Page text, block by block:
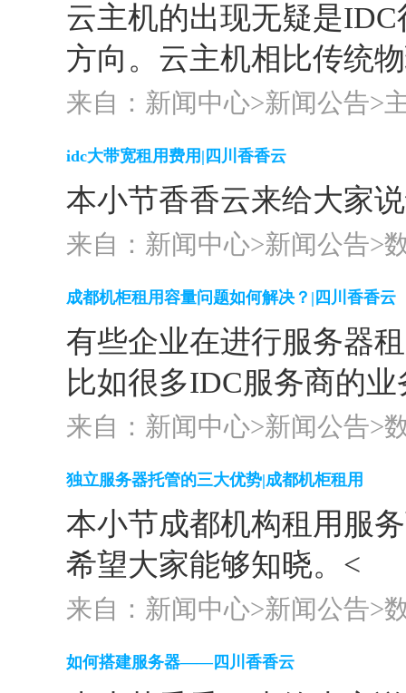
云主机的出现无疑是
方向。云主机相比传统
来自：新闻中心>新闻公告>
idc大带宽租用费用|四川香香云
本小节香香云来给大家
来自：新闻中心>新闻公告>
成都机柜租用容量问题如何解决？|四川香香云
有些企业在进行服务器
比如很多IDC服务商的
来自：新闻中心>新闻公告>
独立服务器托管的三大优势|成都机柜租用
本小节成都机构租用服
希望大家能够知晓。<
来自：新闻中心>新闻公告>
如何搭建服务器——四川香香云